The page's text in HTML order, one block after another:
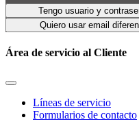
Tengo usuario y
Quiero usar email
Área de servicio al Cliente
Líneas de servicio
Formularios de contacto